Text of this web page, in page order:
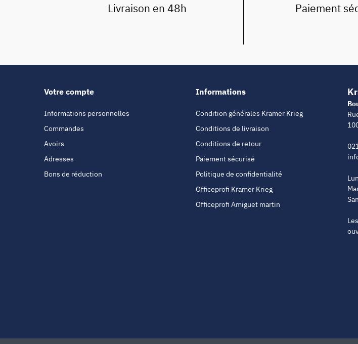
Livraison en 48h Paiement
Votre compte
Informations personnelles
Commandes
Avoirs
Adresses
Bons de réduction
Informations
Condition générales Kramer Krieg
Conditions de livraison
Conditions de retour
Paiement sécurisé
Politique de confidentialité
Officeprofi Kramer Krieg
Officeprofi Amiguet martin